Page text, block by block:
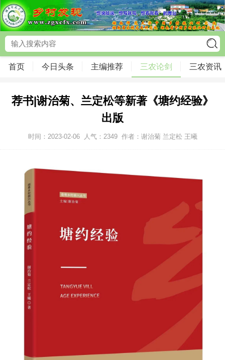
首页 今日头条 主编推荐 三农论剑 三农资讯
荐书|谢治菊、兰定松等新著《塘约经验》
出版
时间：2023-02-06 人气： 2349 作者：谢治菊 兰定松 王曦